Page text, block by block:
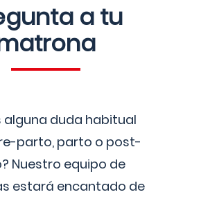
a tu
alguna duda habitual
parto, parto o post-
Nuestro equipo de
estará encantado de